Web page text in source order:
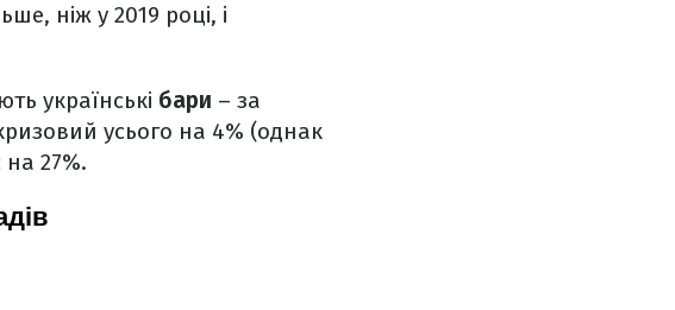
ніж у 2019 році, і
українські бари – за
усього на 4% (однак
27%.